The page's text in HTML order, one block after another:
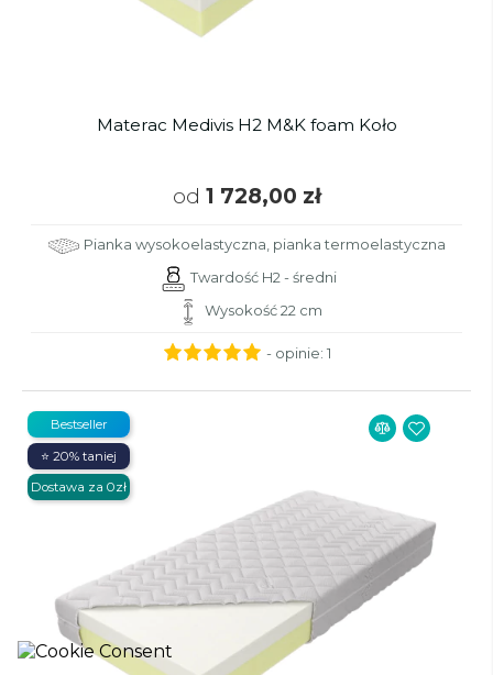
Materac Medivis H2 M&K foam Koło
od 1 728,00 zł
Pianka wysokoelastyczna, pianka termoelastyczna
Twardość H2 - średni
Wysokość 22 cm
- opinie: 1
Bestseller
⭐ 20% taniej
Dostawa za 0zł